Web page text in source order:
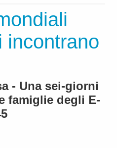
incontrano
- Una sei-giorni
famiglie degli E-